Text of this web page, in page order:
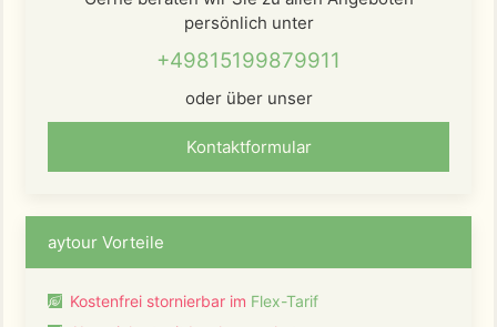
persönlich unter
+49815199879911
oder über unser
Kontaktformular
aytour Vorteile
Kostenfrei stornierbar im Flex-Tarif